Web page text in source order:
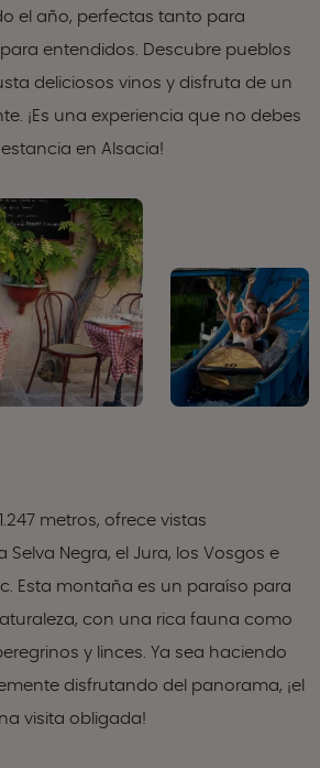
el año, perfectas tanto para
entendidos. Descubre pueblos
deliciosos vinos y disfruta de un
¡Es una experiencia que no debes
en Alsacia!
metros, ofrece vistas
Negra, el Jura, los Vosgos e
Esta montaña es un paraíso para
con una rica fauna como
y linces. Ya sea haciendo
disfrutando del panorama, ¡el
visita obligada!